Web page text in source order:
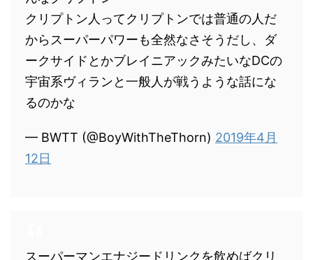
クリプトン人ってクリプトンでは普通の人だ
からスーパーパワーも全然なさそうだし、ダ
ークサイドとかブレイニアックみたいなDCの
宇宙系ヴィランと一般人が戦うような話にな
るのかな
— BWTT (@BoyWithTheThorn) 2019年4月
12日
スーパーマンエナジードリンクを飲めばクリ